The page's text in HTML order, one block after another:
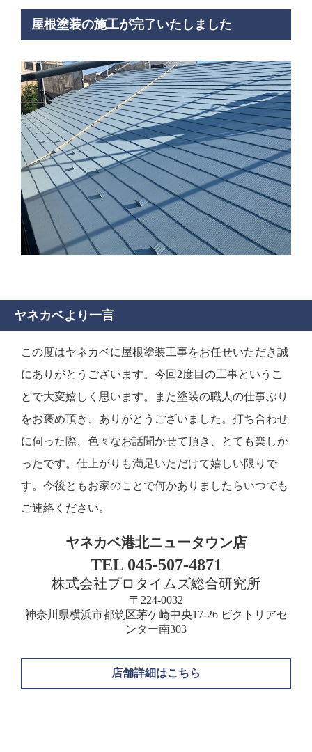
屋根塗装の施工が完了いたしました
ヤネカベより一言
この度はヤネカベに屋根塗装工事をお任せいただき誠
にありがとうございます。今回2度目の工事というこ
とで大変嬉しく思います。また塗装の職人の仕事ぶり
をお褒め頂き、ありがとうございました。打ち合わせ
に伺った際、色々なお話聞かせて頂き、とても楽しか
ったです。仕上がりも満足いただけて嬉しい限りで
す。今後ともお家のことで何かありましたらいつでも
ご連絡ください。
ヤネカベ港北ニュータウン店
TEL 045-507-4871
株式会社プロタイムズ総合研究所
〒224-0032
神奈川県横浜市都筑区茅ケ崎中央17-26 ビクトリアセ
ンター南303
店舗詳細はこちら